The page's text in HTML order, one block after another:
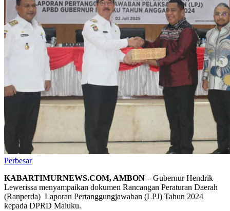
Perbesar
KABARTIMURNEWS.COM, AMBON –Gubernur Hendrik
Lewerissa menyampaikan dokumen Rancangan Peraturan Daerah
(Ranperda) Laporan Pertanggungjawaban (LPJ) Tahun 2024
kepada DPRD Maluku.